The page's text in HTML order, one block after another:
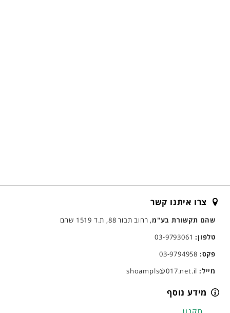
צרו איתנו קשר
שהם תקשורת בע"מ, רחוב תבור 88, ת.ד 1519 שהם
טלפון:03-9793061
פקס:
מייל:
מידע נוסף